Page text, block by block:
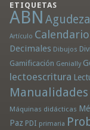
ETIQUETAS
ABN
Artículo Calendario
Decimales Dibujos
Gamificación Genially
lectoescritura
Manualidades
Máquinas didácticas
Paz PDI primaria